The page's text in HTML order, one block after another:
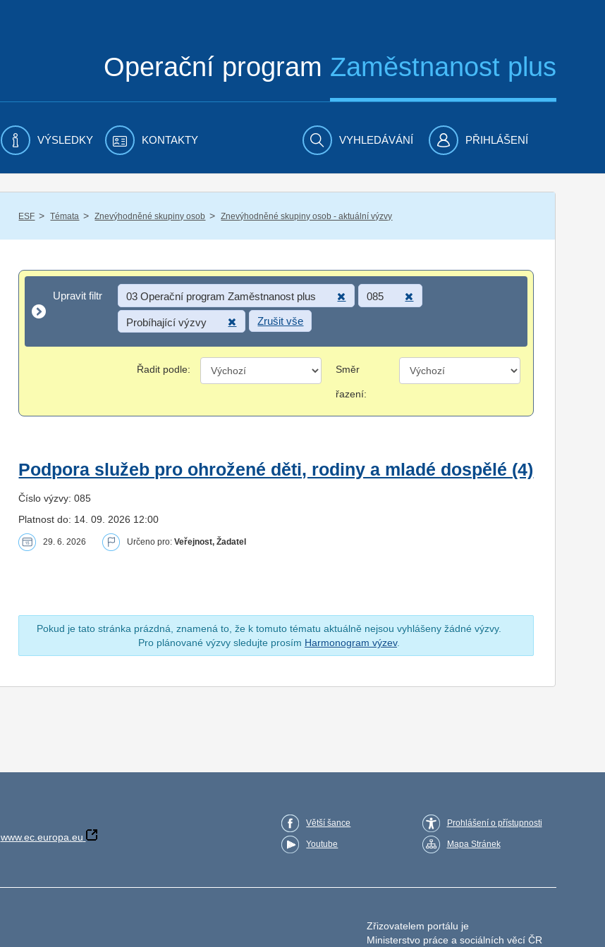
Operační program Zaměstnanost plus
VÝSLEDKY KONTAKTY VYHLEDÁVÁNÍ PŘIHLÁŠENÍ
ESF / Témata / Znevýhodněné skupiny osob / Znevýhodněné skupiny osob - aktuální výzvy
Upravit filtr
Upravit filtr 03 Operační program Zaměstnanost plus 085
Probíhající výzvy Zrušit vše
Řadit podle: Směr
řazení:
Podpora služeb pro ohrožené děti, rodiny a mladé dospělé (4)
Číslo výzvy: 085
Platnost do: 14. 09. 2026 12:00
29. 6. 2026 Určeno pro:Veřejnost, Žadatel
Pokud je tato stránka prázdná, znamená to, že k tomuto tématu aktuálně nejsou vyhlášeny žádné výzvy.
Pro plánované výzvy sledujte prosím Harmonogram výzev.
www.ec.europa.eu
Větší šance
Youtube
Prohlášení o přístupnosti
Mapa Stránek
Zřizovatelem portálu je
Ministerstvo práce a sociálních věcí ČR